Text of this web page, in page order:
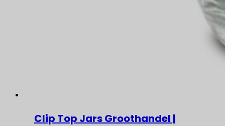
Clip Top Jars Groothandel |